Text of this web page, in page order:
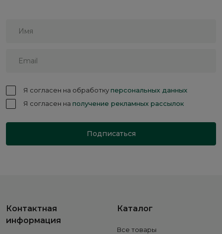
Я согласен на обработкуперсональных данных
Я согласен на получение рекламных рассылок
Подписаться
Контактная
информация
Каталог
Все товары